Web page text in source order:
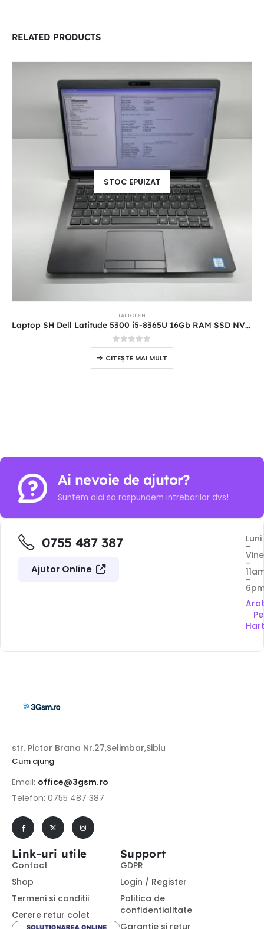
RELATED PRODUCTS
STOC EPUIZAT
LAPTOP SH
Laptop SH Dell Latitude 5300 i5-8365U 16Gb RAM SSD NVME 512GB Touchscreen
0out of 5
CITEȘTE MAI MULT
Ai nevoie de ajutor?
Suntem aici sa raspundem intrebarilor dvs!
0755 487 387
Ajutor Online
Luni
-
-
-
Pe
str. Pictor Brana Nr.27,Selimbar,Sibiu
Cum ajung
Email: office@3gsm.ro
Telefon: 0755 487 387
Link-uri utile
Contact
Shop
Termeni si conditii
Cerere retur colet
Support
GDPR
Login / Register
Politica de
confidentialitate